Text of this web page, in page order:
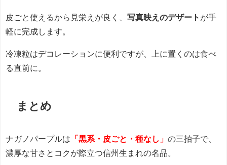
皮ごと使えるから見栄えが良く、 写真映えのデザート が手
軽に完成します。
冷凍粒はデコレーションに便利ですが、上に置くのは食べ
る直前に。
まとめ
ナガノパープルは 「黒系・皮ごと・種なし」 の三拍子で、
濃厚な甘さとコクが際立つ信州生まれの名品。